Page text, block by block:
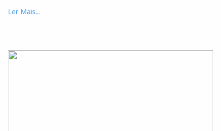
Ler Mais...